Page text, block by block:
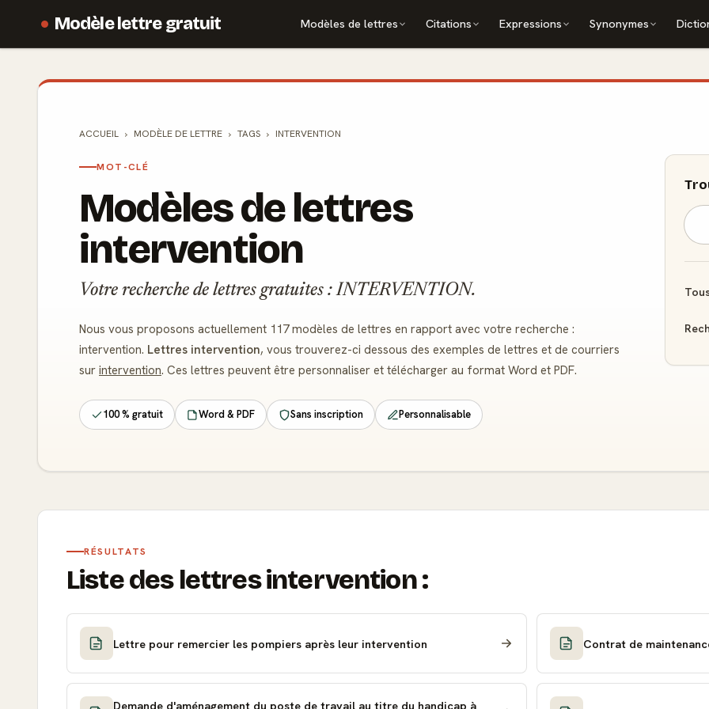
Modèle lettre gratuit Modèles de lettres Citations Expressions Synonymes
ACCUEIL MODÈLE DE LETTRE TAGS INTERVENTION
MOT-CLÉ
Modèles de lettres
intervention
Votre recherche de lettres gratuites : INTERVENTION.
Nous vous proposons actuellement 117 modèles de lettres en rapport avec votre recherche :
intervention. Lettres intervention, vous trouverez-ci dessous des exemples de lettres et de courriers
sur intervention. Ces lettres peuvent être personnaliser et télécharger au format Word et PDF.
100 % gratuit Word & PDF Sans inscription Personnalisable
RÉSULTATS
Liste des lettres intervention :
Lettre pour remercier les pompiers après leur intervention Contrat de
Demande d'aménagement du poste de travail au titre du handicap à